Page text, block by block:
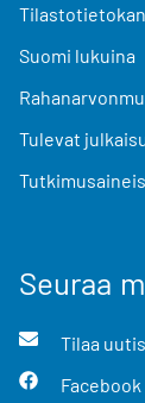
Suomi lukuina
Tulevat
Seuraa
Tilaa
Facebook